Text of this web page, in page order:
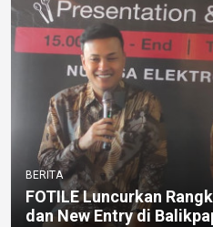
BERITA
FOTILE Luncurkan
dan New Entry di